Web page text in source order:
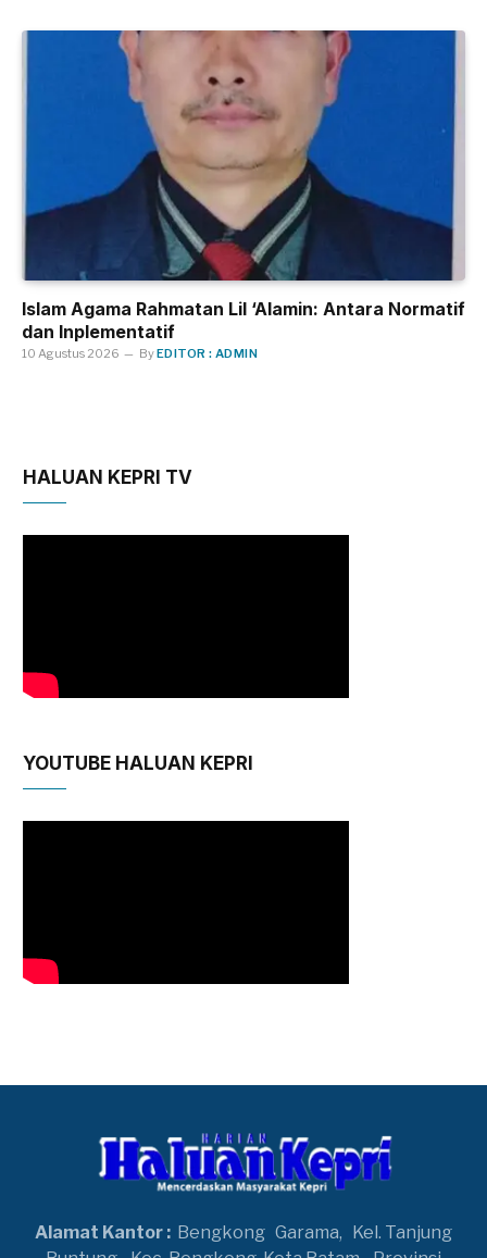
Islam Agama Rahmatan Lil ‘Alamin: Antara Normatif
dan Inplementatif
10 Agustus 2026 ByEDITOR : ADMIN
HALUAN KEPRI TV
YOUTUBE HALUAN KEPRI
Alamat Kantor : Bengkong Garama, Kel. Tanjung